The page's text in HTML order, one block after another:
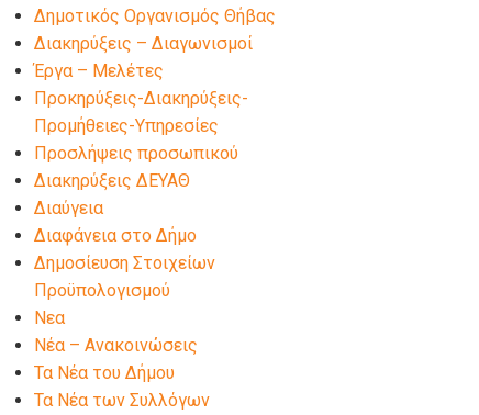
Δημοτικός Οργανισμός Θήβας
Διακηρύξεις – Διαγωνισμοί
Έργα – Μελέτες
Προκηρύξεις-Διακηρύξεις-
Προμήθειες-Υπηρεσίες
Προσλήψεις προσωπικού
Διακηρύξεις ΔΕΥΑΘ
Διαύγεια
Διαφάνεια στο Δήμο
Δημοσίευση Στοιχείων
Προϋπολογισμού
Νεα
Νέα – Ανακοινώσεις
Τα Νέα του Δήμου
Τα Νέα των Συλλόγων